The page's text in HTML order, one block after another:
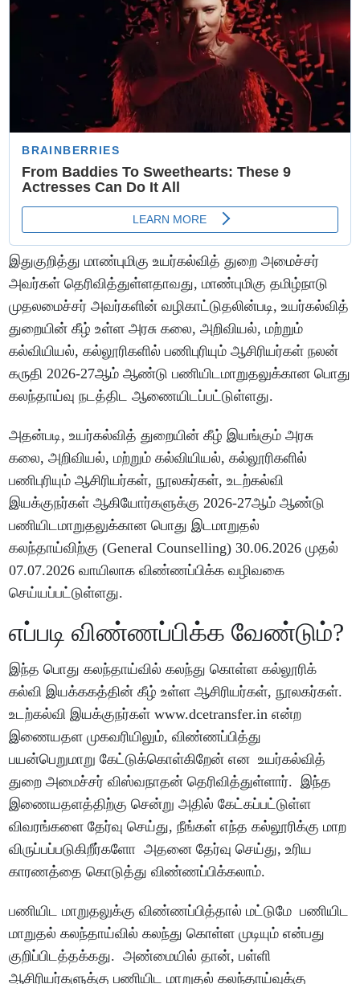
இதுகுறித்து மாண்புமிகு உயர்கல்வித் துறை அமைச்சர்
அவர்கள் தெரிவித்துள்ளதாவது, மாண்புமிகு தமிழ்நாடு
முதலமைச்சர் அவர்களின் வழிகாட்டுதலின்படி, உயர்கல்வித்
துறையின் கீழ் உள்ள அரசு கலை, அறிவியல், மற்றும்
கல்வியியல், கல்லூரிகளில் பணிபுரியும் ஆசிரியர்கள் நலன்
கருதி 2026-27ஆம் ஆண்டு பணியிடமாறுதலுக்கான பொது
கலந்தாய்வு நடத்திட ஆணையிடப்பட்டுள்ளது.
அதன்படி, உயர்கல்வித் துறையின் கீழ் இயங்கும் அரசு
கலை, அறிவியல், மற்றும் கல்வியியல், கல்லூரிகளில்
பணிபுரியும் ஆசிரியர்கள், நூலகர்கள், உடற்கல்வி
இயக்குநர்கள் ஆகியோர்களுக்கு 2026-27ஆம் ஆண்டு
பணியிடமாறுதலுக்கான பொது இடமாறுதல்
கலந்தாய்விற்கு (General Counselling) 30.06.2026 முதல்
07.07.2026 வாயிலாக விண்ணப்பிக்க வழிவகை
செய்யப்பட்டுள்ளது.
எப்படி விண்ணப்பிக்க வேண்டும்?
இந்த பொது கலந்தாய்வில் கலந்து கொள்ள கல்லூரிக்
கல்வி இயக்ககத்தின் கீழ் உள்ள ஆசிரியர்கள், நூலகர்கள்.
உடற்கல்வி இயக்குநர்கள் www.dcetransfer.in என்ற
இணையதள முகவரியிலும், விண்ணப்பித்து
பயன்பெறுமாறு கேட்டுக்கொள்கிறேன் என உயர்கல்வித்
துறை அமைச்சர் விஸ்வநாதன் தெரிவித்துள்ளார். இந்த
இணையதளத்திற்கு சென்று அதில் கேட்கப்பட்டுள்ள
விவரங்களை தேர்வு செய்து, நீங்கள் எந்த கல்லூரிக்கு மாற
விருப்பப்படுகிறீர்களோ அதனை தேர்வு செய்து, உரிய
காரணத்தை கொடுத்து விண்ணப்பிக்கலாம்.
பணியிட மாறுதலுக்கு விண்ணப்பித்தால் மட்டுமே பணியிட
மாறுதல் கலந்தாய்வில் கலந்து கொள்ள முடியும் என்பது
குறிப்பிடத்தக்கது. அண்மையில் தான், பள்ளி
ஆசிரியர்களுக்கு பணியிட மாறுதல் கலந்தாய்வுக்கு